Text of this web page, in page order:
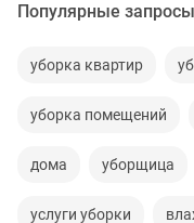
Популярные запросы
уборка квартир
уборка помещений
дома уборщица
услуги уборки